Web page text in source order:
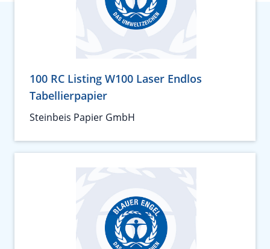
100 RC Listing W100 Laser Endlos
Tabellierpapier
Steinbeis Papier GmbH